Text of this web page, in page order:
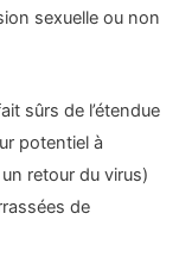
sexuelle ou non
sûrs de l’étendue
potentiel à
retour du virus)
de